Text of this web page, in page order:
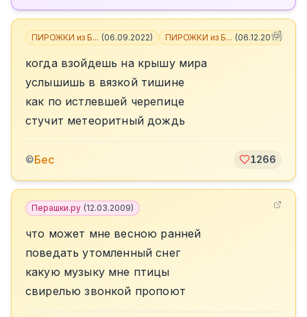
ПИРОЖКИ из Б... (06.09.2022) ПИРОЖКИ из Б... (06.12.2017)
когда взойдешь на крышу мира
услышишь в вязкой тишине
как по истлевшей черепице
стучит метеоритный дождь
©Бес 1266
Перашки.ру (12.03.2009)
что может мне весною ранней
поведать утомленный снег
какую музыку мне птицы
свирелью звонкой пропоют